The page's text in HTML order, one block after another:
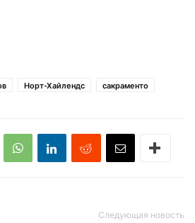
Норт-Хайлендс сакраменто
Следующая новость